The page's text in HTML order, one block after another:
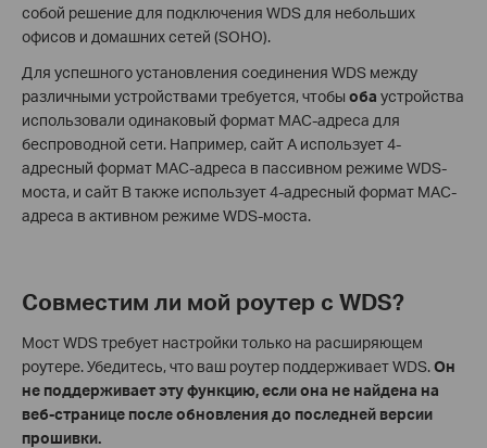
собой решение для подключения WDS для небольших
офисов и домашних сетей (SOHO).
Для успешного установления соединения WDS между
различными устройствами требуется, чтобы оба устройства
использовали одинаковый формат MAC-адреса для
беспроводной сети. Например, сайт A использует 4-
адресный формат MAC-адреса в пассивном режиме WDS-
моста, и сайт B также использует 4-адресный формат MAC-
адреса в активном режиме WDS-моста.
Совместим ли мой роутер с WDS?
Мост WDS требует настройки только на расширяющем
роутере. Убедитесь, что ваш роутер поддерживает WDS.Он
не поддерживает эту функцию, если она не найдена на
веб-странице после обновления до последней версии
прошивки.